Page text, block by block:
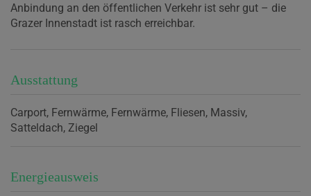
Anbindung an den öffentlichen Verkehr ist sehr gut – die
Grazer Innenstadt ist rasch erreichbar.
Ausstattung
Carport Fernwärme Fernwärme Fliesen Massiv
Satteldach Ziegel
Energieausweis